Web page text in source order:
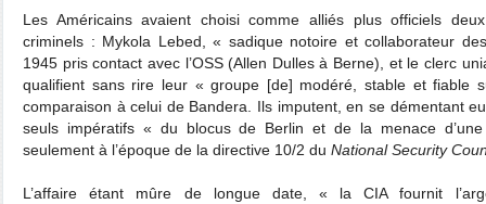
Les Américains avaient choisi comme alliés plus officiels
criminels : Mykola Lebed, « sadique notoire et collaborateur
1945 pris contact avec l’OSS (Allen Dulles à Berne), et le clerc
qualifient sans rire leur « groupe [de] modéré, stable et fiable
comparaison à celui de Bandera. Ils imputent, en se démentant
seuls impératifs « du blocus de Berlin et de la menace
seulement à l’époque de la directive 10/2 du National Security
L’affaire étant mûre de longue date, « la CIA fournit